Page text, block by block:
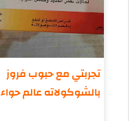
تجربتي مع حبوب فروز
بالشوكولاته عالم حواء